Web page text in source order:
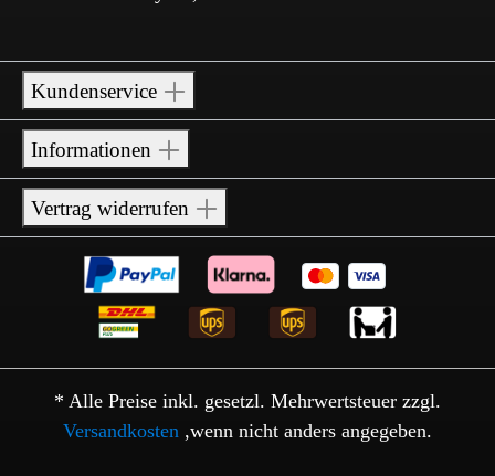
Kundenservice
Informationen
Vertrag widerrufen
* Alle Preise inkl. gesetzl. Mehrwertsteuer zzgl.
Versandkosten ,wenn nicht anders angegeben.